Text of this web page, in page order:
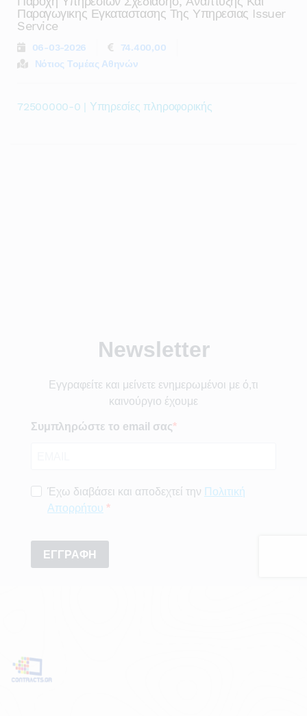
Παραγωγικης Εγκαταστασης Της Υπηρεσιας Issuer
Service
06-03-2026
74.400,00
Νότιος Τομέας Αθηνών
72500000-0 | Υπηρεσίες πληροφορικής